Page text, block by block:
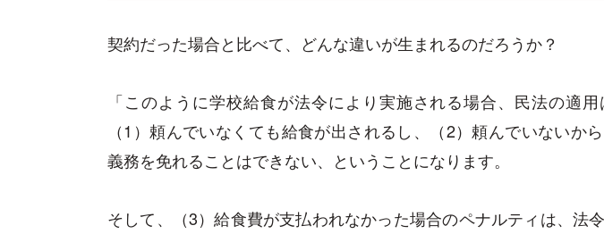
契約だった場合と比べて、どんな違いが生まれるのだろうか？
「このように学校給食が法令により実施される場合、民法の適
（1）頼んでいなくても給食が出されるし、（2）頼んでいないか
義務を免れることはできない、ということになります。
そして、（3）給食費が支払われなかった場合のペナルティは、法